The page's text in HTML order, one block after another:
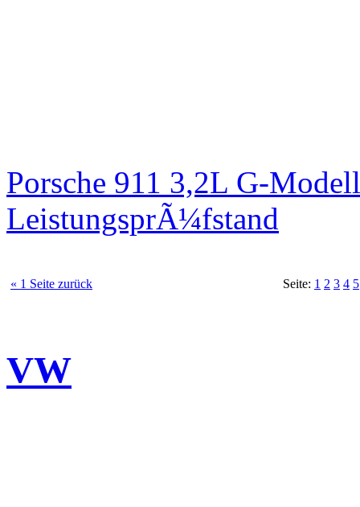
Porsche 911 3,2L G-
LeistungsprÃ¼fstand
« 1 Seite zurück Seite: 1 2 3 4 5
VW